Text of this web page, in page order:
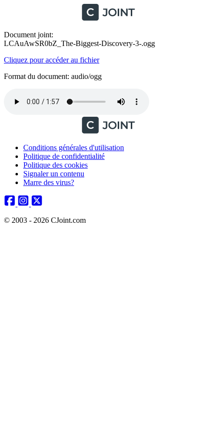
Document joint:
LCAuAwSR0bZ_The-Biggest-Discovery-3-.ogg
Cliquez pour accéder au fichier
Format du document: audio/ogg
Conditions générales d'utilisation
Politique de confidentialité
Politique des cookies
Signaler un contenu
Marre des virus?
© 2003 - 2026 CJoint.com